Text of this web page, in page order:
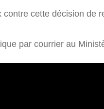
contre cette décision de
par courrier au